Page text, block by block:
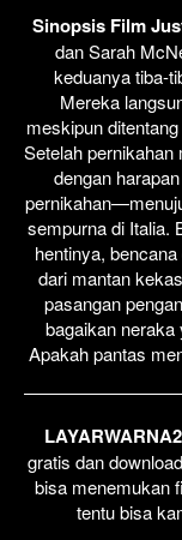
Sinopsis Film
dan Sarah
keduanya tiba-
Mereka
meskipun
Setelah
dengan
sempurna di Italia.
hentinya,
dari mantan
pasangan
bagaikan
Apakah pantas
gratis dan
bisa menemukan
tentu bisa